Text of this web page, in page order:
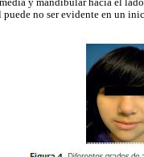
y mandibular hacia el
no ser evidente en un